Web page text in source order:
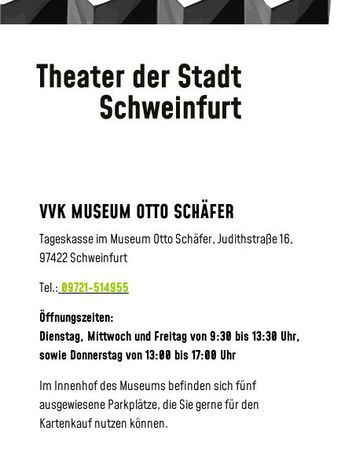
VVK MUSEUM OTTO SCHÄFER
Tageskasse im Museum Otto Schäfer, Judithstraße 16,
97422 Schweinfurt
Tel.: 09721-514955
Öffnungszeiten:
Dienstag, Mittwoch und Freitag von 9:30 bis 13:30 Uhr,
sowie Donnerstag von 13:00 bis 17:00 Uhr
Im Innenhof des Museums befinden sich fünf
ausgewiesene Parkplätze, die Sie gerne für den
Kartenkauf nutzen können.